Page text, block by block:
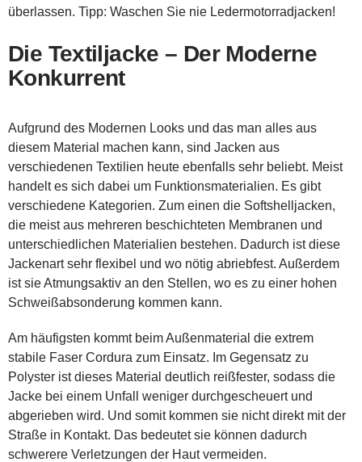
überlassen. Tipp: Waschen Sie nie Ledermotorradjacken!
Die Textiljacke – Der Moderne
Konkurrent
Aufgrund des Modernen Looks und das man alles aus
diesem Material machen kann, sind Jacken aus
verschiedenen Textilien heute ebenfalls sehr beliebt. Meist
handelt es sich dabei um Funktionsmaterialien. Es gibt
verschiedene Kategorien. Zum einen die Softshelljacken,
die meist aus mehreren beschichteten Membranen und
unterschiedlichen Materialien bestehen. Dadurch ist diese
Jackenart sehr flexibel und wo nötig abriebfest. Außerdem
ist sie Atmungsaktiv an den Stellen, wo es zu einer hohen
Schweißabsonderung kommen kann.
Am häufigsten kommt beim Außenmaterial die extrem
stabile Faser Cordura zum Einsatz. Im Gegensatz zu
Polyster ist dieses Material deutlich reißfester, sodass die
Jacke bei einem Unfall weniger durchgescheuert und
abgerieben wird. Und somit kommen sie nicht direkt mit der
Straße in Kontakt. Das bedeutet sie können dadurch
schwerere Verletzungen der Haut vermeiden.